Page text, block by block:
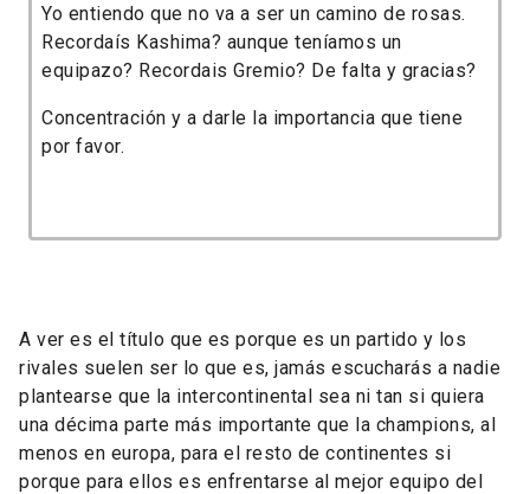
Yo entiendo que no va a ser un camino de rosas.
Recordaís Kashima? aunque teníamos un
equipazo? Recordais Gremio? De falta y gracias?
Concentración y a darle la importancia que tiene
por favor.
A ver es el título que es porque es un partido y los
rivales suelen ser lo que es, jamás escucharás a nadie
plantearse que la intercontinental sea ni tan si quiera
una décima parte más importante que la champions, al
menos en europa, para el resto de continentes si
porque para ellos es enfrentarse al mejor equipo del